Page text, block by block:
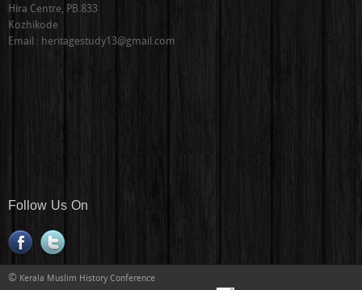
Hira Centre, PB.833
Kozhikode
Email : heritagestudy13@gmail.com
Follow Us On
© Kerala Muslim History Conference